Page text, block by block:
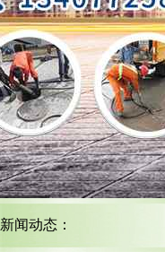
新闻动态：